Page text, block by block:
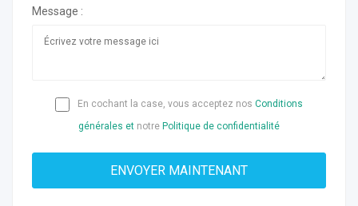
Message :
En cochant la case, vous acceptez nos Conditions
générales et notre Politique de confidentialité